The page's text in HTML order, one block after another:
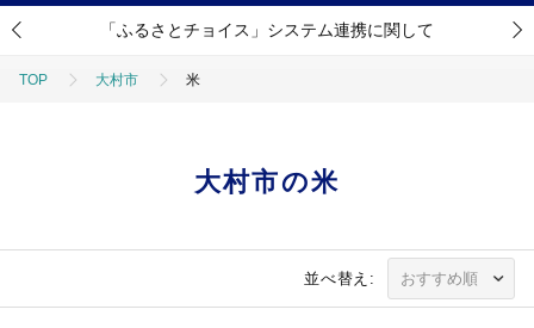
「ふるさとチョイス」システム連携に関して
TOP 大村市 米
大村市の米
並べ替え: